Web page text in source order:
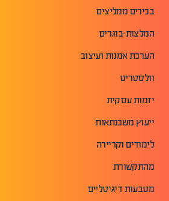
בכירים ממליצים
המלצות-בוגרים
הערכת אמנות ועיצוב
וולסטריט
יזמות עסקית
ייעוץ משכנתאות
לימודים וקריירה
מהתקשורת
מטבעות דיגיטליים